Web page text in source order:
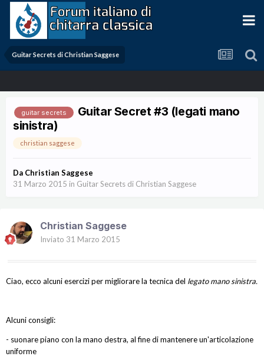
Guitar Secrets di Christian Saggese
guitar secrets
Guitar Secret #3 (legati mano
sinistra)
christian saggese
Da Christian Saggese
31 Marzo 2015 in Guitar Secrets di Christian Saggese
Christian Saggese
Inviato 31 Marzo 2015
Ciao, ecco alcuni esercizi per migliorare la tecnica del legato mano sinistra.
Alcuni consigli:
- suonare piano con la mano destra, al fine di mantenere un'articolazione
uniforme